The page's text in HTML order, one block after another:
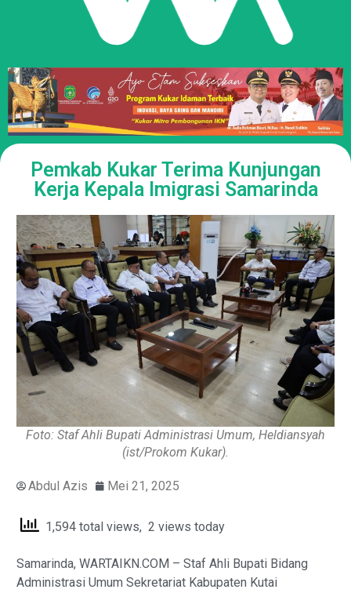
Pemkab Kukar Terima Kunjungan
Kerja Kepala Imigrasi Samarinda
Foto: Staf Ahli Bupati Administrasi Umum, Heldiansyah
(ist/Prokom Kukar).
Abdul Azis Mei 21, 2025
1,594 total views, 2 views today
Samarinda, WARTAIKN.COM – Staf Ahli Bupati Bidang
Administrasi Umum Sekretariat Kabupaten Kutai